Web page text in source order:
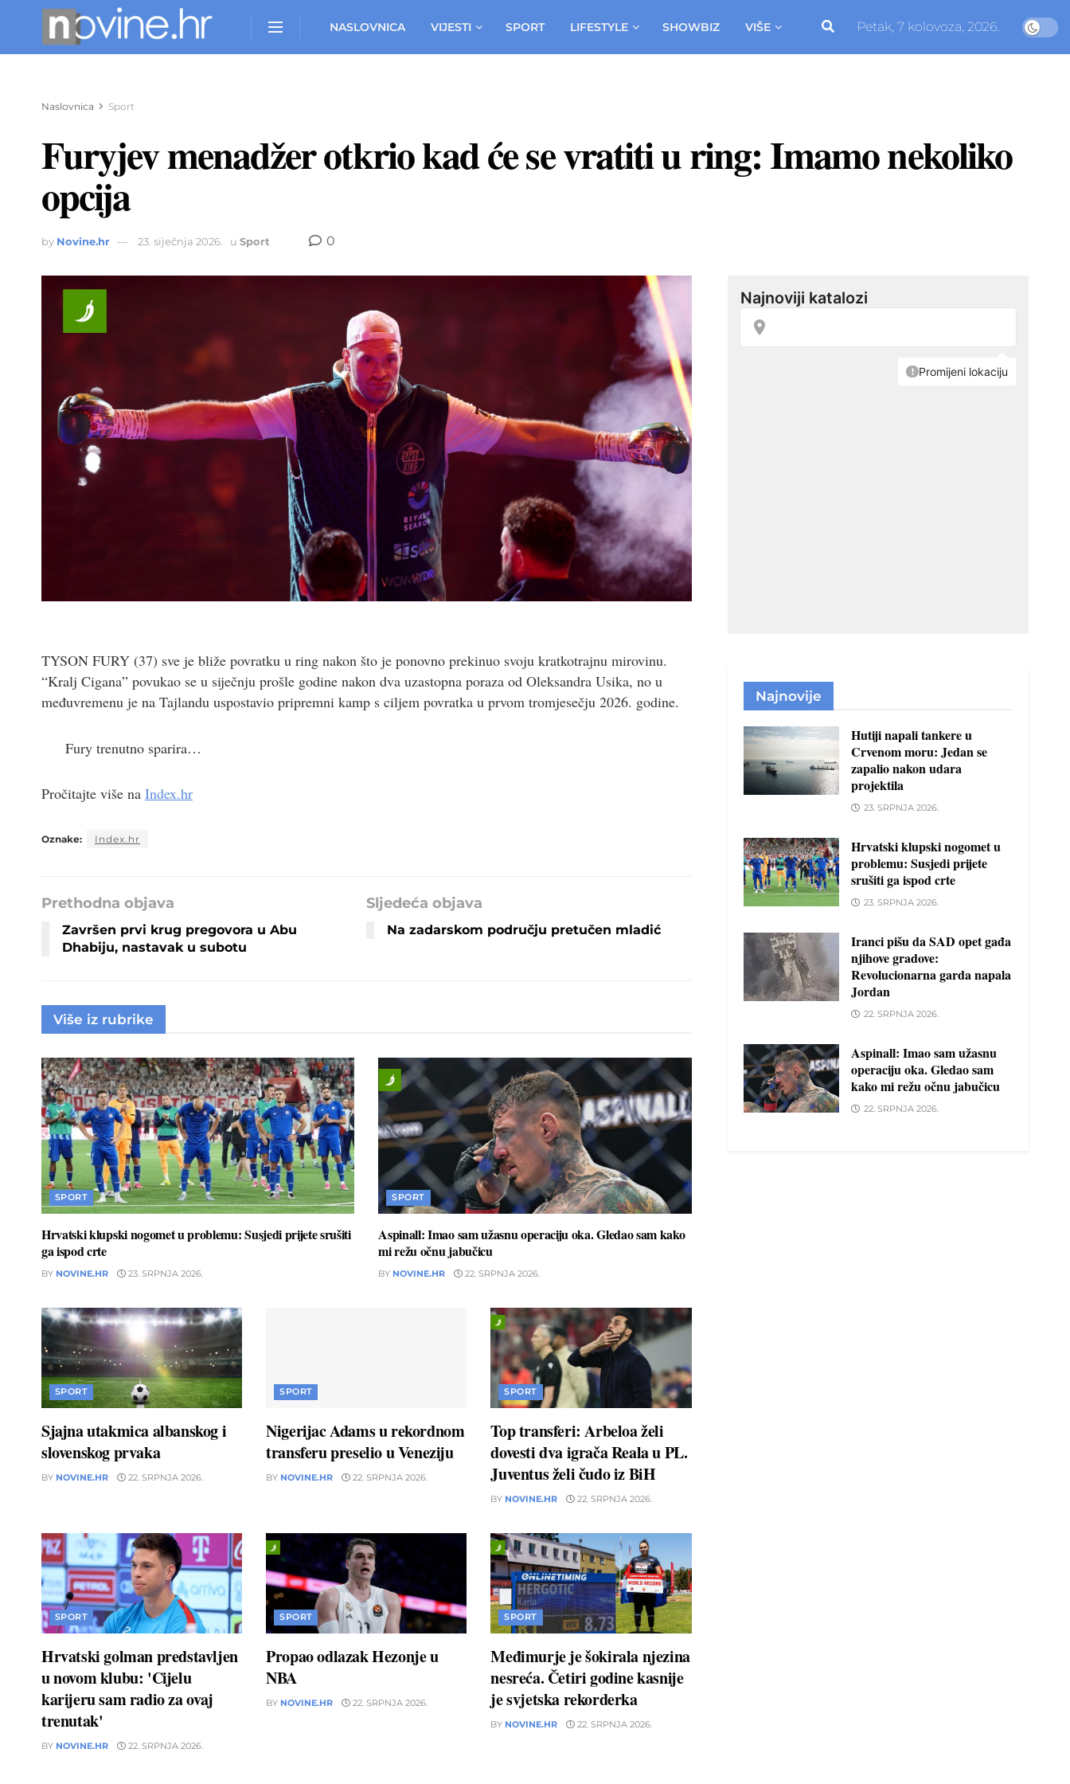
NASLOVNICA VIJESTI SPORT LIFESTYLE SHOWBIZ VIŠE Petak, 7 kolovoza, 2026.
Naslovnica Sport
Furyjev menadžer otkrio kad će se vratiti u ring: Imamo nekoliko
opcija
by Novine.hr 23. siječnja 2026. u Sport 0
TYSON FURY (37) sve je bliže povratku u ring nakon što je ponovno prekinuo svoju kratkotrajnu mirovinu.
“Kralj Cigana” povukao se u siječnju prošle godine nakon dva uzastopna poraza od Oleksandra Usika, no u
međuvremenu je na Tajlandu uspostavio pripremni kamp s ciljem povratka u prvom tromjesečju 2026. godine.
Fury trenutno sparira…
Pročitajte više na Index.hr
Oznake: Index.hr
Prethodna objava
Završen prvi krug pregovora u Abu
Dhabiju, nastavak u subotu
Sljedeća objava
Na zadarskom području pretučen mladić
Više iz rubrike
SPORT
Hrvatski klupski nogomet u problemu: Susjedi prijete srušiti
ga ispod crte
BY NOVINE.HR 23. SRPNJA 2026.
SPORT
Aspinall: Imao sam užasnu operaciju oka. Gledao sam kako
mi režu očnu jabučicu
BY NOVINE.HR 22. SRPNJA 2026.
SPORT
Sjajna utakmica albanskog i
slovenskog prvaka
BY NOVINE.HR 22. SRPNJA 2026.
SPORT
Nigerijac Adams u rekordnom
transferu preselio u Veneziju
BY NOVINE.HR 22. SRPNJA 2026.
SPORT
Top transferi: Arbeloa želi
dovesti dva igrača Reala u PL.
Juventus želi čudo iz BiH
BY NOVINE.HR 22. SRPNJA 2026.
SPORT
Hrvatski golman predstavljen
u novom klubu: 'Cijelu
karijeru sam radio za ovaj
trenutak'
BY NOVINE.HR 22. SRPNJA 2026.
SPORT
Propao odlazak Hezonje u
NBA
BY NOVINE.HR 22. SRPNJA 2026.
SPORT
Međimurje je šokirala njezina
nesreća. Četiri godine kasnije
je svjetska rekorderka
BY NOVINE.HR 22. SRPNJA 2026.
Najnovije
Hutiji napali tankere u
Crvenom moru: Jedan se
zapalio nakon udara
projektila
23. SRPNJA 2026.
Hrvatski klupski nogomet u
problemu: Susjedi prijete
srušiti ga ispod crte
23. SRPNJA 2026.
Iranci pišu da SAD opet gađa
njihove gradove:
Revolucionarna garda napala
Jordan
22. SRPNJA 2026.
Aspinall: Imao sam užasnu
operaciju oka. Gledao sam
kako mi režu očnu jabučicu
22. SRPNJA 2026.